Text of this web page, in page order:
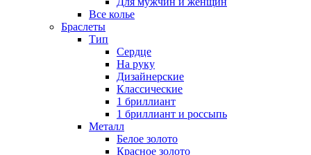
Все колье
Браслеты
Тип
Сердце
На руку
Дизайнерские
Классические
1 бриллиант
1 бриллиант и россыпь
Металл
Белое золото
Красное золото